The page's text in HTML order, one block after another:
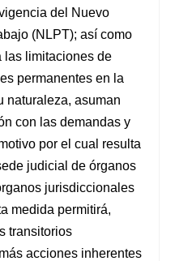
del Nuevo
(NLPT); así como
las limitaciones de
permanentes en la
naturaleza, asuman
con las demandas y
por el cual resulta
judicial de órganos
jurisdiccionales
medida permitirá,
transitorios
acciones inherentes